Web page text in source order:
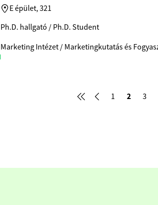
E épület, 321
Ph.D. hallgató / Ph.D. Student
Marketing Intézet / Marketingkutatás és
1 2 3